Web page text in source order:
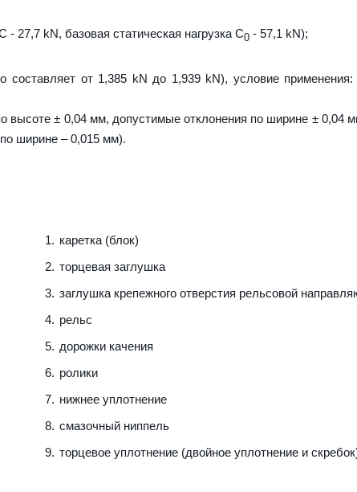
- 27,7 kN, базовая статическая нагрузка С0 - 57,1 kN);
составляет от 1,385 kN до 1,939 kN), условие применения:
высоте ± 0,04 мм, допустимые отклонения по ширине ± 0,04
ширине – 0,015 мм).
каретка (блок)
торцевая заглушка
заглушка крепежного отверстия рельсовой
рельс
дорожки качения
ролики
нижнее уплотнение
смазочный ниппель
торцевое уплотнение (двойное уплотнение и